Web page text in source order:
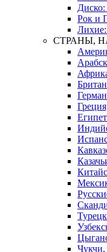
Рок и
СТРАНЫ,
Египет